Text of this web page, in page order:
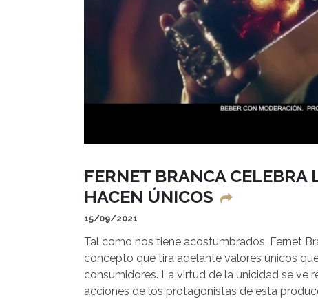
FERNET BRANCA CELEBRA
HACEN ÚNICOS
15/09/2021
Tal como nos tiene acostumbrados, Fernet
concepto que tira adelante valores únicos
consumidores. La virtud de la unicidad se ve
acciones de los protagonistas de esta